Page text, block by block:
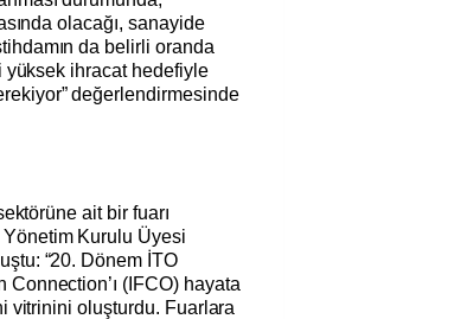
olacağı, sanayide
da belirli oranda
yüksek ihracat hedefiyle
değerlendirmesinde
ait bir fuarı
Yönetim Kurulu Üyesi
“20. Dönem İTO
(IFCO) hayata
vitrinini oluşturdu. Fuarlara